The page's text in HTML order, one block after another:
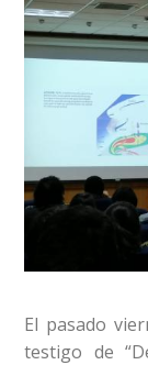
El pasado
testigo de